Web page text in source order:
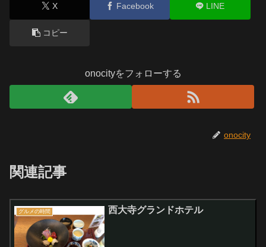
X Facebook LINE
コピー
onocityをフォローする
onocity
関連記事
グルメの時間 西大寺グランドホテル